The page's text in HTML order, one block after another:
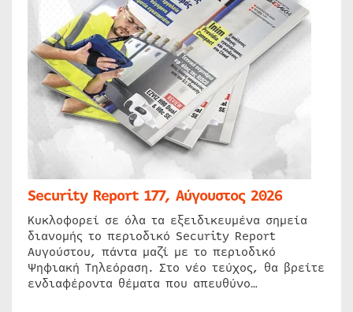
Security Report 177, Αύγουστος 2026
Κυκλοφορεί σε όλα τα εξειδικευμένα σημεία
διανομής το περιοδικό Security Report
Αυγούστου, πάντα μαζί με το περιοδικό
Ψηφιακή Τηλεόραση. Στο νέο τεύχος, θα βρείτε
ενδιαφέροντα θέματα που απευθύνο…